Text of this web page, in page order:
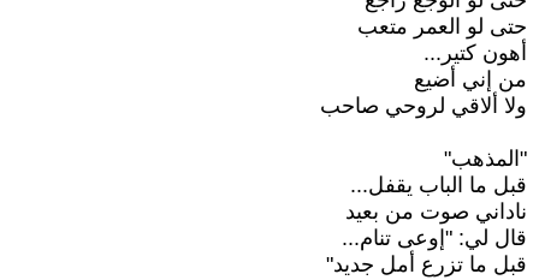
حتى لو العمر متعب
أهون كتير...
من إني أضيع
ولا ألاقي لروحي صاحب
"المذهب"
قبل ما الباب يقفل...
ناداني صوت من بعيد
قال لي: "إوعى تنام...
قبل ما تزرع أمل جديد"